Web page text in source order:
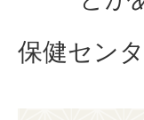
保健セン